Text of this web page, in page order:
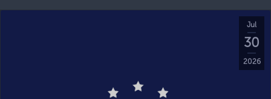
Jul
30
2026